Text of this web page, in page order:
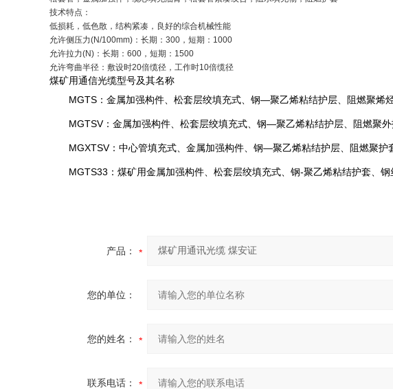
技术特点：
低损耗，低色散，结构紧凑，良好的综合机械性能
允许侧压力(N/100mm) ：长期： 300 ，短期： 1000
允许拉力(N) ：长期： 600 ，短期： 1500
允许弯曲半径：敷设时20倍缆径，工作时10倍缆径
煤矿用通信光缆型号及其名称
MGTS ：金属加强构件、松套层绞填充式、钢—聚乙烯粘结护层、阻燃聚烯
MGTSV：金属加强构件、松套层绞填充式、钢—聚乙烯粘结护层、阻燃聚外
MGXTSV：中心管填充式、金属加强构件、钢—聚乙烯粘结护层、阻燃聚护
MGTS33 ：煤矿用金属加强构件、松套层绞填充式、钢-聚乙烯粘结护套、
产品：
您的单位：
您的姓名：
联系电话：